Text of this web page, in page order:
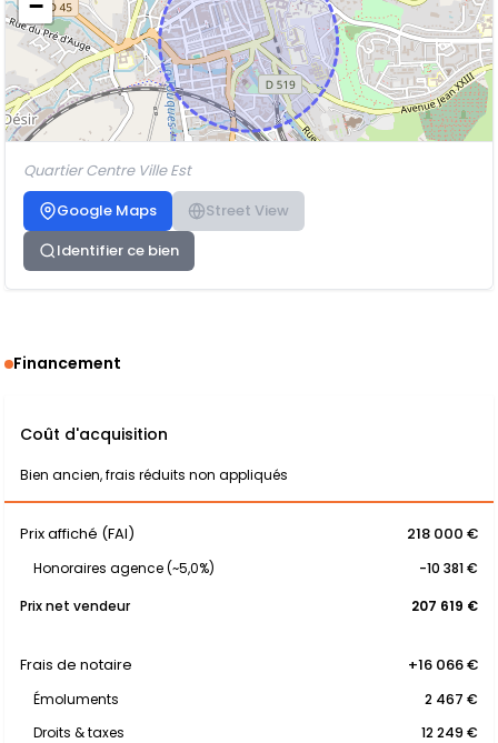
−
Quartier Centre Ville Est
Google Maps
Street View
Identifier ce bien
Financement
Coût d'acquisition
Bien ancien, frais réduits non appliqués
Prix affiché (FAI) 218 000 €
Honoraires agence (~5,0%)
-10 381 €
Prix net vendeur
207 619 €
Frais de notaire +16 066 €
Émoluments
2 467 €
Droits & taxes
12 249 €